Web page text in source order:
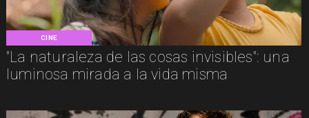
CINE
"La naturaleza de las cosas invisibles": una
luminosa mirada a la vida misma